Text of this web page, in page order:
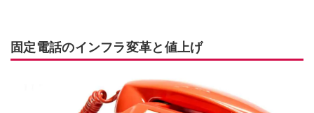
固定電話のインフラ変革と値上げ